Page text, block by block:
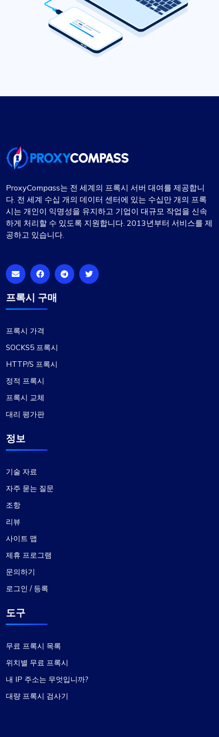
ProxyCompass는 전 세계의 프록시 서버 대여를 제공합니
다. 전 세계 수십 개의 데이터 센터에 있는 수십만 개의 프록
시는 개인이 익명성을 유지하고 기업이 대규모 작업을 신속
하게 처리할 수 있도록 지원합니다. 2013년부터 서비스를 제
공하고 있습니다.
프록시 구매
프록시 가격
SOCKS5 프록시
HTTP/S 프록시
정적 프록시
프록시 교체
대리 평가판
정보
기술 자료
자주 묻는 질문
조항
리뷰
사이트 맵
제휴 프로그램
문의하기
로그인 / 등록
도구
무료 프록시 목록
위치별 무료 프록시
내 IP 주소는 무엇입니까?
대량 프록시 검사기